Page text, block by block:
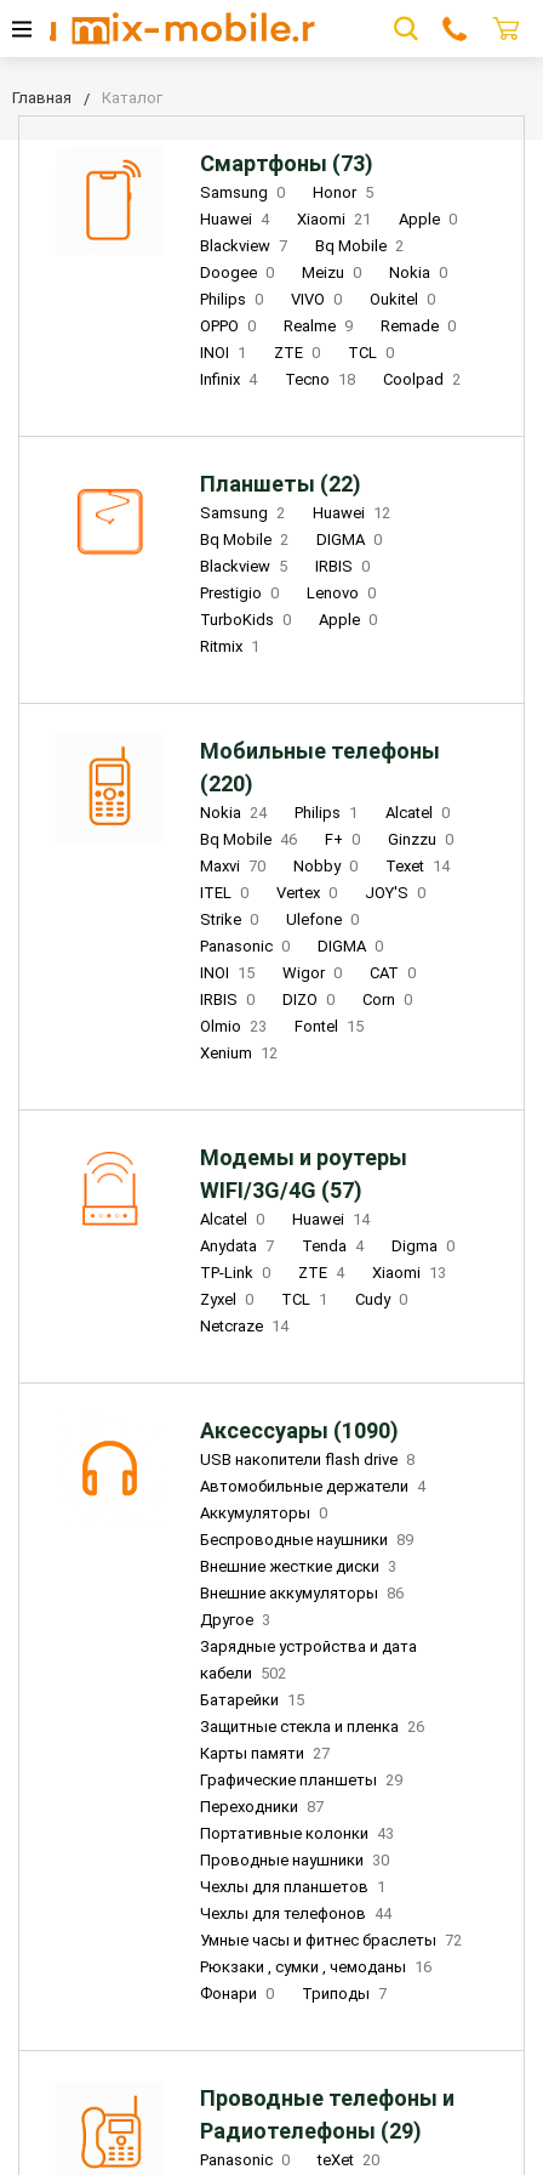
Главная Каталог
Смартфоны (73)
Samsung 0 Honor 5
Huawei 4 Xiaomi 21 Apple 0
Blackview 7 Bq Mobile 2
Doogee 0 Meizu 0 Nokia 0
Philips 0 VIVO 0 Oukitel
0
OPPO 0 Realme 9 Remade 0
INOI 1 ZTE 0 TCL 0
Infinix 4 Tecno 18 Coolpad 2
Планшеты (22)
Samsung 2 Huawei 12
Bq Mobile 2 DIGMA 0
Blackview 5 IRBIS 0
Prestigio 0 Lenovo 0
TurboKids 0 Apple 0
Ritmix 1
Мобильные телефоны
(220)
Nokia 24 Philips 1 Alcatel
0
Bq Mobile 46 F+ 0 Ginzzu 0
Maxvi 70 Nobby 0 Texet 14
ITEL 0 Vertex 0 JOY'S 0
Strike 0 Ulefone 0
Panasonic 0 DIGMA 0
INOI 15 Wigor 0 CAT 0
IRBIS 0 DIZO 0 Corn 0
Olmio 23 Fontel
15
Xenium 12
Модемы и роутеры
WIFI/3G/4G (57)
Alcatel 0 Huawei 14
Anydata 7 Tenda 4 Digma 0
TP-Link 0 ZTE 4 Xiaomi 13
Zyxel
0 TCL 1 Cudy 0
Netcraze 14
Аксессуары (1090)
USB накопители flash drive 8
Автомобильные держатели 4
Аккумуляторы 0
Беспроводные наушники 89
Внешние жесткие диски 3
Внешние аккумуляторы 86
Другое 3
Зарядные устройства и дата
кабели 502
Батарейки 15
Защитные стекла и пленка 26
Карты памяти 27
Графические планшеты 29
Переходники 87
Портативные колонки 43
Проводные наушники 30
Чехлы для планшетов 1
Чехлы для телефонов 44
Умные часы и фитнес браслеты 72
Рюкзаки , сумки , чемоданы 16
Фонари 0 Триподы 7
Проводные телефоны и
Радиотелефоны (29)
Panasonic 0 teXet 20